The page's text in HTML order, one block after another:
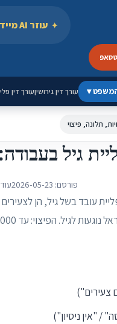
עוזר AI מיידי
▾ עורך דין גירושיןעורך דין
תלונה, פיצוי
גיל
פורסם: 2026-05-23
צעירים")
/ "אין ניסיון")